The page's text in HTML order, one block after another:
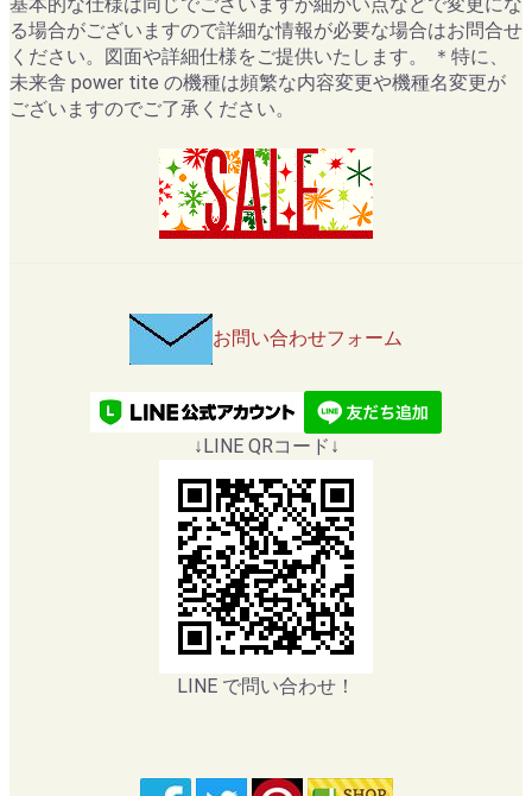
基本的な仕様は同じでございますが細かい点などで変更にな
る場合がございますので詳細な情報が必要な場合はお問合せ
ください。図面や詳細仕様をご提供いたします。 ＊特に、
未来舎 power tite の機種は頻繁な内容変更や機種名変更が
ございますのでご了承ください。
お問い合わせフォーム
↓LINE QRコード↓
LINE で問い合わせ！